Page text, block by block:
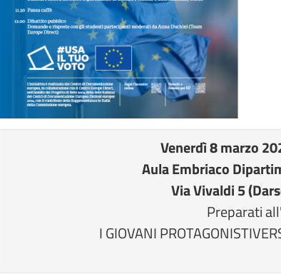
Venerdì 8 marzo
Aula Embriaco
Via Vivaldi 5
Preparati
I GIOVANI